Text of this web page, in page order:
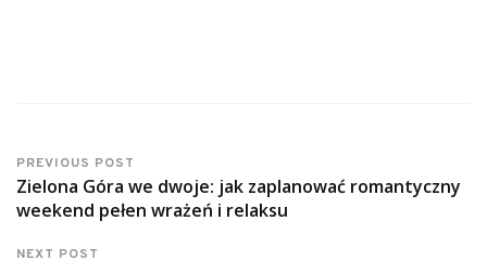
PREVIOUS POST
Zielona Góra we dwoje: jak zaplanować romantyczny
weekend pełen wrażeń i relaksu
NEXT POST